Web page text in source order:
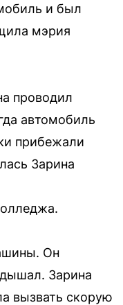
и был
мэрия
проводил
автомобиль
прибежали
Зарина
Он
Зарина
вызвать скорую